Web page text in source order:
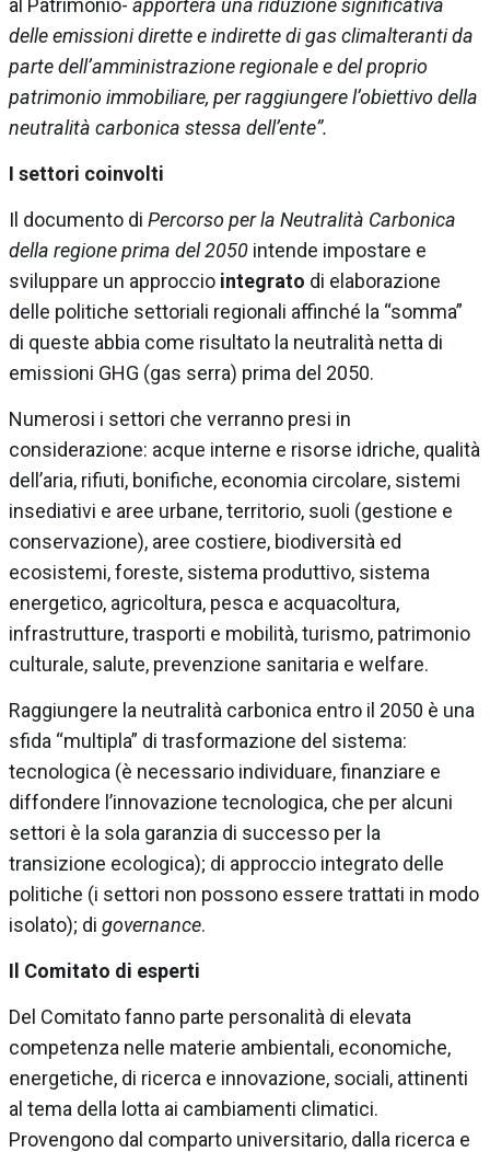
al Patrimonio- apporterà una riduzione significativa
delle emissioni dirette e indirette di gas climalteranti da
parte dell’amministrazione regionale e del proprio
patrimonio immobiliare, per raggiungere l’obiettivo della
neutralità carbonica stessa dell’ente”.
I settori coinvolti
Il documento di Percorso per la Neutralità Carbonica
della regione prima del 2050 intende impostare e
sviluppare un approccio integrato di elaborazione
delle politiche settoriali regionali affinché la “somma”
di queste abbia come risultato la neutralità netta di
emissioni GHG (gas serra) prima del 2050.
Numerosi i settori che verranno presi in
considerazione: acque interne e risorse idriche, qualità
dell’aria, rifiuti, bonifiche, economia circolare, sistemi
insediativi e aree urbane, territorio, suoli (gestione e
conservazione), aree costiere, biodiversità ed
ecosistemi, foreste, sistema produttivo, sistema
energetico, agricoltura, pesca e acquacoltura,
infrastrutture, trasporti e mobilità, turismo, patrimonio
culturale, salute, prevenzione sanitaria e welfare.
Raggiungere la neutralità carbonica entro il 2050 è una
sfida “multipla” di trasformazione del sistema:
tecnologica (è necessario individuare, finanziare e
diffondere l’innovazione tecnologica, che per alcuni
settori è la sola garanzia di successo per la
transizione ecologica); di approccio integrato delle
politiche (i settori non possono essere trattati in modo
isolato); di governance.
Il Comitato di esperti
Del Comitato fanno parte personalità di elevata
competenza nelle materie ambientali, economiche,
energetiche, di ricerca e innovazione, sociali, attinenti
al tema della lotta ai cambiamenti climatici.
Provengono dal comparto universitario, dalla ricerca e